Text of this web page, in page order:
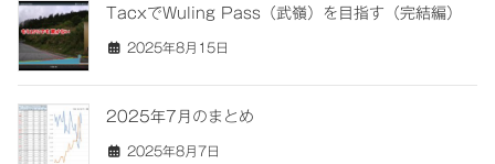
TacxでWuling Pass（武嶺）を目指す（完結編）
2025年8月15日
2025年7月のまとめ
2025年8月7日